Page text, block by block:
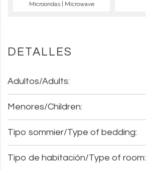
Microondas | Microwave
DETALLES
Adultos/Adults:
Menores/Children:
Tipo sommier/Type of bedding:
Tipo de habitación/Type of room: